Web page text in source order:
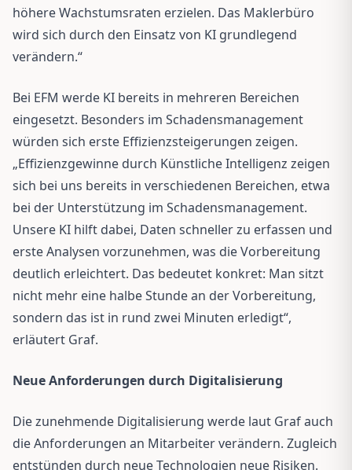
höhere Wachstumsraten erzielen. Das Maklerbüro
wird sich durch den Einsatz von KI grundlegend
verändern.“
Bei EFM werde KI bereits in mehreren Bereichen
eingesetzt. Besonders im Schadensmanagement
würden sich erste Effizienzsteigerungen zeigen.
„Effizienzgewinne durch Künstliche Intelligenz zeigen
sich bei uns bereits in verschiedenen Bereichen, etwa
bei der Unterstützung im Schadensmanagement.
Unsere KI hilft dabei, Daten schneller zu erfassen und
erste Analysen vorzunehmen, was die Vorbereitung
deutlich erleichtert. Das bedeutet konkret: Man sitzt
nicht mehr eine halbe Stunde an der Vorbereitung,
sondern das ist in rund zwei Minuten erledigt“,
erläutert Graf.
Neue Anforderungen durch Digitalisierung
Die zunehmende Digitalisierung werde laut Graf auch
die Anforderungen an Mitarbeiter verändern. Zugleich
entstünden durch neue Technologien neue Risiken.